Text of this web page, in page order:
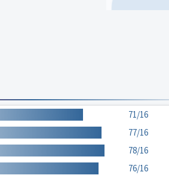
71/16
77/16
78/16
76/16